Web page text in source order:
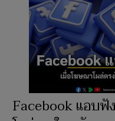
Facebook แอบฟั